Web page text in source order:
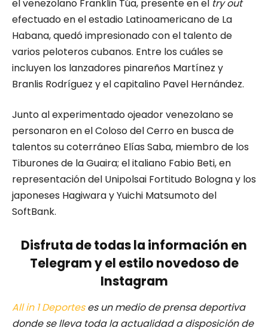
el venezolano Franklin Túa, presente en el try out
efectuado en el estadio Latinoamericano de La
Habana, quedó impresionado con el talento de
varios peloteros cubanos. Entre los cuáles se
incluyen los lanzadores pinareños Martínez y
Branlis Rodríguez y el capitalino Pavel Hernández.
Junto al experimentado ojeador venezolano se
personaron en el Coloso del Cerro en busca de
talentos su coterráneo Elías Saba, miembro de los
Tiburones de la Guaira; el italiano Fabio Beti, en
representación del Unipolsai Fortitudo Bologna y los
japoneses Hagiwara y Yuichi Matsumoto del
SoftBank.
Disfruta de todas la información en
Telegram y el estilo novedoso de
Instagram
All in 1 Deporteses un medio de prensa deportiva
donde se lleva toda la actualidad a disposición de